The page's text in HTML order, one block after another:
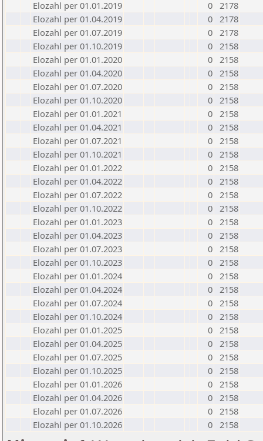
Elozahl per 01.01.2019
0 2178
Elozahl per 01.04.2019
0 2178
Elozahl per 01.07.2019
0 2178
Elozahl per 01.10.2019
0 2158
Elozahl per 01.01.2020
0 2158
Elozahl per 01.04.2020
0 2158
Elozahl per 01.07.2020
0 2158
Elozahl per 01.10.2020
0 2158
Elozahl per 01.01.2021
0 2158
Elozahl per 01.04.2021
0 2158
Elozahl per 01.07.2021
0 2158
Elozahl per 01.10.2021
0 2158
Elozahl per 01.01.2022
0 2158
Elozahl per 01.04.2022
0 2158
Elozahl per 01.07.2022
0 2158
Elozahl per 01.10.2022
0 2158
Elozahl per 01.01.2023
0 2158
Elozahl per 01.04.2023
0 2158
Elozahl per 01.07.2023
0 2158
Elozahl per 01.10.2023
0 2158
Elozahl per 01.01.2024
0 2158
Elozahl per 01.04.2024
0 2158
Elozahl per 01.07.2024
0 2158
Elozahl per 01.10.2024
0 2158
Elozahl per 01.01.2025
0 2158
Elozahl per 01.04.2025
0 2158
Elozahl per 01.07.2025
0 2158
Elozahl per 01.10.2025
0 2158
Elozahl per 01.01.2026
0 2158
Elozahl per 01.04.2026
0 2158
Elozahl per 01.07.2026
0 2158
Elozahl per 01.10.2026
0 2158